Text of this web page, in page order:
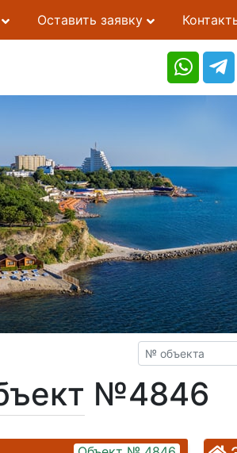
Оставить заявку
№4846